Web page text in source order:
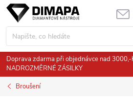
Přejít
obsah
Doprava zdarma při objednávce nad 3000,-
NADROZMĚRNÉ ZÁSILKY
Broušení